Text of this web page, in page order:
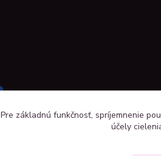
Pre základnú funkčnosť, spríjemnenie
účely